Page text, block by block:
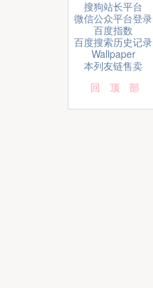
搜狗站长平台
微信公众平台登录
百度指数
百度搜索历史记录
Wallpaper
本列友链售卖
回顶部